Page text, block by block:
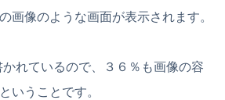
画像のような画面が表示されます。
かれているので、３６％も画像の容
いうことです。